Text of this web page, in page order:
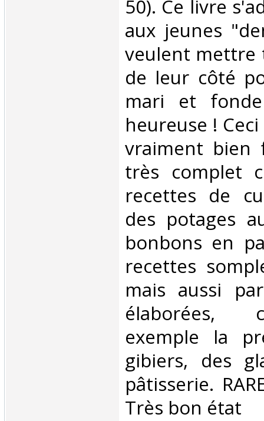
50). Ce livre
aux jeunes
veulent mettre
de leur côté
mari et
heureuse !
vraiment
très complet
recettes de
des potages
bonbons en
recettes
mais aussi
élaborées,
exemple la
gibiers, des
pâtisserie.
Très bon état ‎